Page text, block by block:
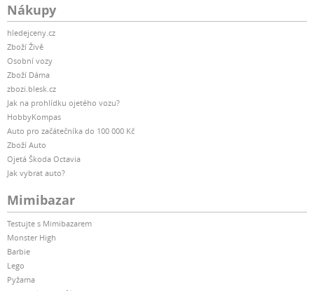
Nákupy
hledejceny.cz
Zboží Živě
Osobní vozy
Zboží Dáma
zbozi.blesk.cz
Jak na prohlídku ojetého vozu?
HobbyKompas
Auto pro začátečníka do 100 000 Kč
Zboží Auto
Ojetá Škoda Octavia
Jak vybrat auto?
Mimibazar
Testujte s Mimibazarem
Monster High
Barbie
Lego
Pyžama